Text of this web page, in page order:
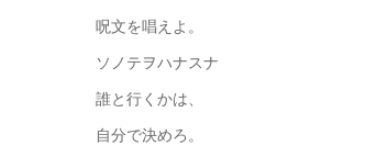
呪文を唱えよ。
ソノテヲハナスナ
誰と行くかは、
自分で決めろ。